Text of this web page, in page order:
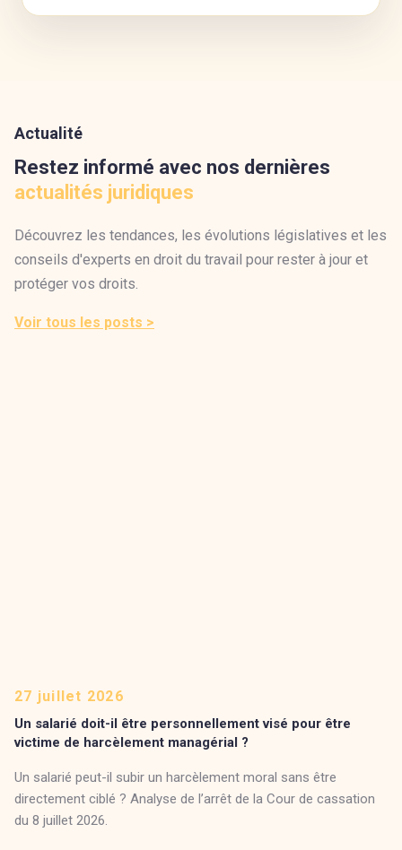
Actualité
Restez informé avec nos dernières
actualités juridiques
Découvrez les tendances, les évolutions législatives et les
conseils d'experts en droit du travail pour rester à jour et
protéger vos droits.
Voir tous les posts >
27 juillet 2026
Un salarié doit-il être personnellement visé pour être
victime de harcèlement managérial ?
Un salarié peut-il subir un harcèlement moral sans être
directement ciblé ? Analyse de l’arrêt de la Cour de cassation
du 8 juillet 2026.